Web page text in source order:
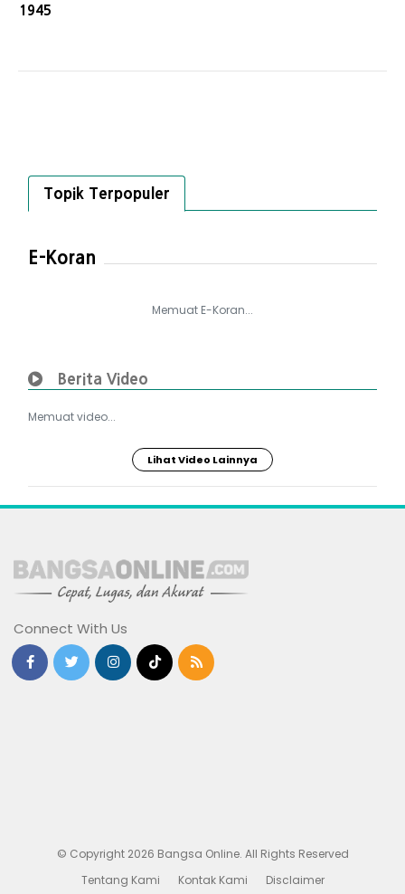
1945
Topik Terpopuler
E-Koran
Memuat E-Koran...
Berita Video
Memuat video...
Lihat Video Lainnya
Connect With Us
© Copyright 2026 Bangsa Online. All Rights Reserved
Tentang Kami
Kontak Kami Disclaimer